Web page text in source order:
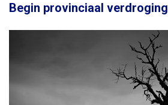
Begin provinciaal